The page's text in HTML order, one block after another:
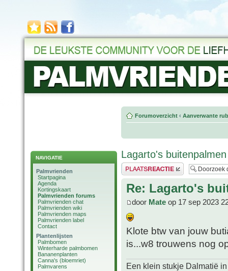
NAVIGATIE
Palmvrienden
Startpagina
Agenda
Kortingskaart
Palmvrienden forums
Palmvrienden chat
Palmvrienden wiki
Palmvrienden maps
Palmvrienden label
Contact
Plantenlijsten
Palmbomen
Winterharde palmbomen
Bananenplanten
Canna's (bloemriet)
Palmvarens
Forumoverzicht ‹ Aanverwante
Lagarto's
Plaats een reactie
Re: Lagarto's
door Mate op 17 sep 2023
Klote btw van jouw
is...w8 trouwens nog
Een klein stukje Dalmatië